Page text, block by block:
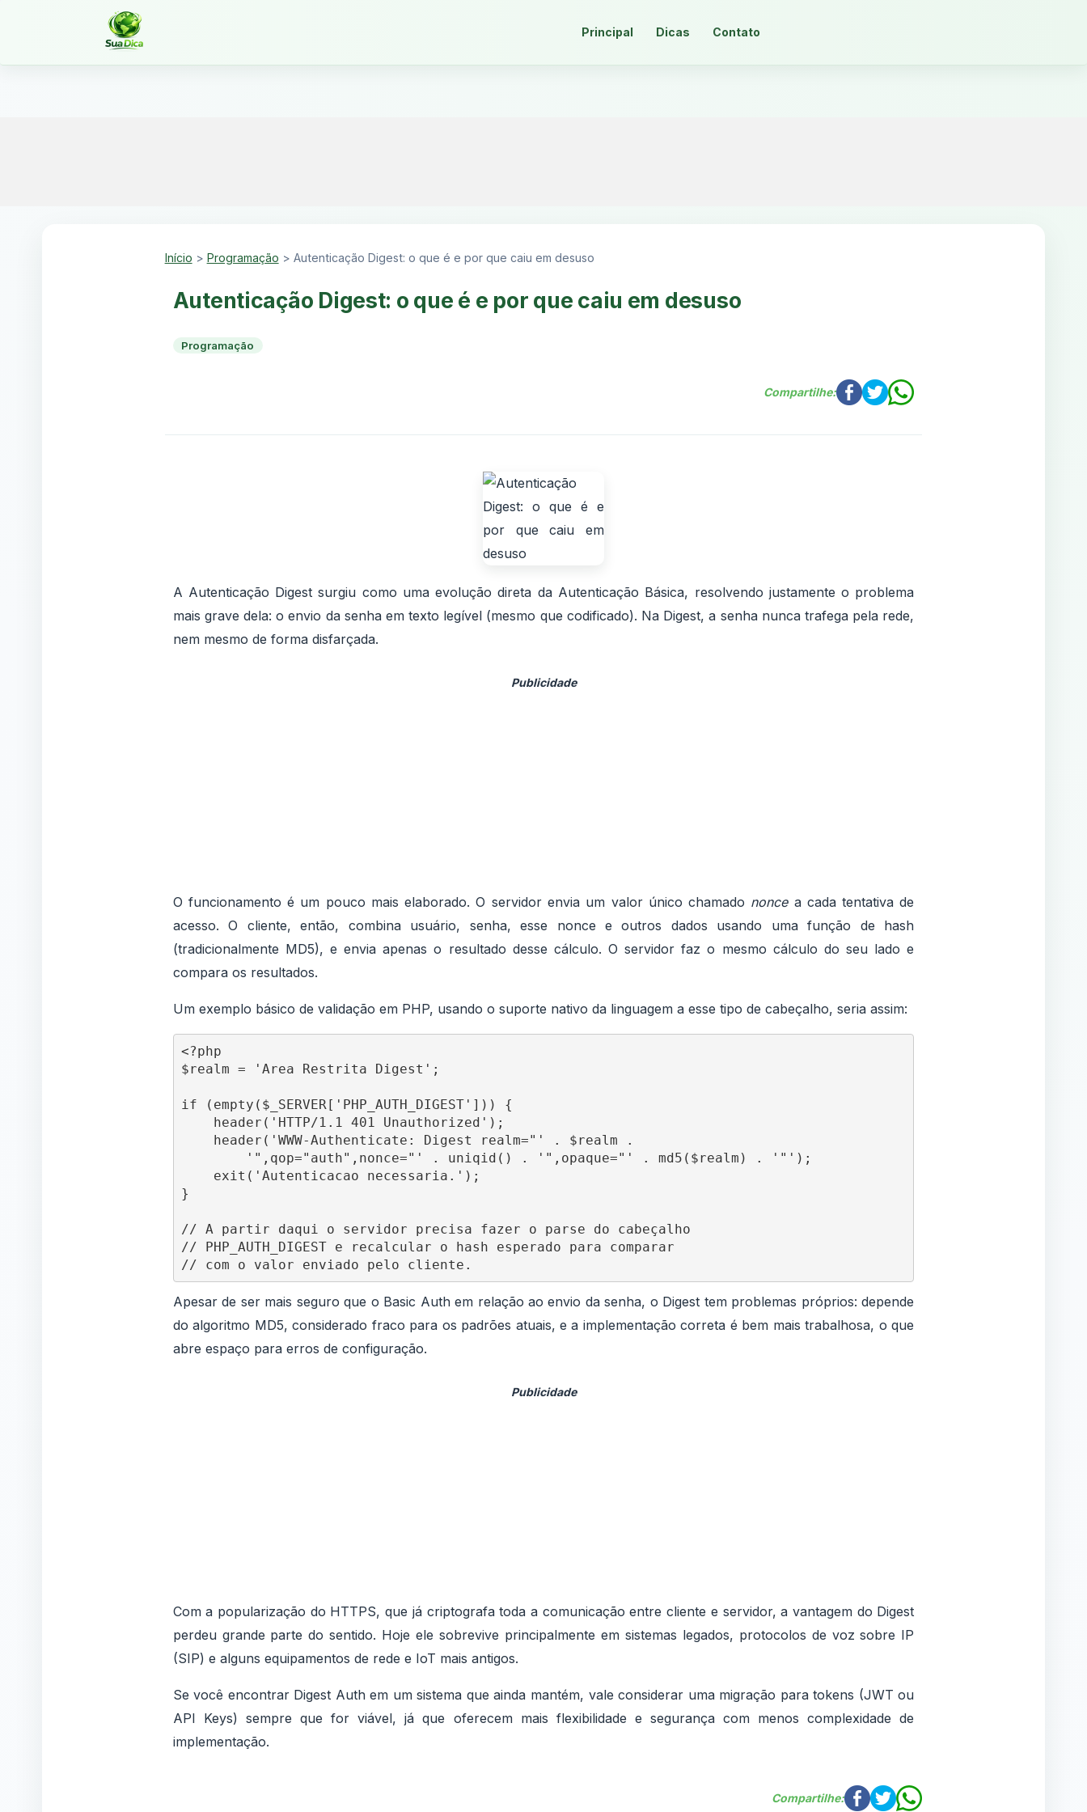
Principal Dicas Contato
Início > Programação > Autenticação Digest: o que é e por que caiu em desuso
Autenticação Digest: o que é e por que caiu em desuso
Programação
Compartilhe:
A Autenticação Digest surgiu como uma evolução direta da Autenticação Básica, resolvendo justamente o problema
mais grave dela: o envio da senha em texto legível (mesmo que codificado). Na Digest, a senha nunca trafega pela rede,
nem mesmo de forma disfarçada.
O funcionamento é um pouco mais elaborado. O servidor envia um valor único chamado noncea cada tentativa de
acesso. O cliente, então, combina usuário, senha, esse nonce e outros dados usando uma função de hash
(tradicionalmente MD5), e envia apenas o resultado desse cálculo. O servidor faz o mesmo cálculo do seu lado e
compara os resultados.
Um exemplo básico de validação em PHP, usando o suporte nativo da linguagem a esse tipo de cabeçalho, seria assim:
<?php
$realm = 'Area Restrita Digest';
if (empty($_SERVER['PHP_AUTH_DIGEST'])) {
    header('HTTP/1.1 401 Unauthorized');
    header('WWW-Authenticate: Digest realm="' . $realm .
        '",qop="auth",nonce="' . uniqid() . '",opaque="' . md5($realm) . '"');
    exit('Autenticacao necessaria.');
}
// A partir daqui o servidor precisa fazer o parse do cabeçalho
// PHP_AUTH_DIGEST e recalcular o hash esperado para comparar
Apesar de ser mais seguro que o Basic Auth em relação ao envio da senha, o Digest tem problemas próprios: depende
do algoritmo MD5, considerado fraco para os padrões atuais, e a implementação correta é bem mais trabalhosa, o que
abre espaço para erros de configuração.
Com a popularização do HTTPS, que já criptografa toda a comunicação entre cliente e servidor, a vantagem do Digest
perdeu grande parte do sentido. Hoje ele sobrevive principalmente em sistemas legados, protocolos de voz sobre IP
(SIP) e alguns equipamentos de rede e IoT mais antigos.
Se você encontrar Digest Auth em um sistema que ainda mantém, vale considerar uma migração para tokens (JWT ou
API Keys) sempre que for viável, já que oferecem mais flexibilidade e segurança com menos complexidade de
implementação.
Compartilhe: